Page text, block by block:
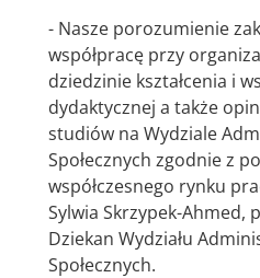
- Nasze porozumienie
współpracę przy
dziedzinie kształcenia i
dydaktycznej a także
studiów na Wydziale
Społecznych zgodnie z
współczesnego rynku
Sylwia Skrzypek-Ahmed,
Dziekan Wydziału
Społecznych.